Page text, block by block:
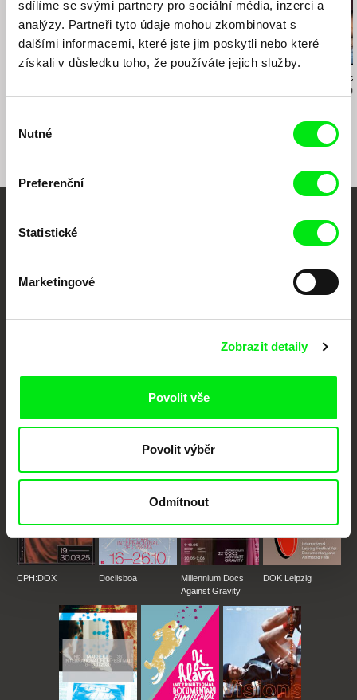
sdílíme se svými partnery pro sociální média, inzerci a
analýzy. Partneři tyto údaje mohou zkombinovat s
dalšími informacemi, které jste jim poskytli nebo které
získali v důsledku toho, že používáte jejich služby.
souhlasu
Nutné
Preferenční
Statistické
Marketingové
Zobrazit detaily
Povolit vše
Povolit výběr
Odmítnout
Jasna Krajinovic
Damian's
každý týden
festivalů dokumentárního filmu sdružených do Doc Alliance. Naším cílem je
posouvat hranice dokumentárního filmu, propagovat jeho rozmanitost a
podporovat kvalitní autorské filmy.
Členové Doc Alliance
CPH:DOX Doclisboa
Millennium Docs
Against Gravity
DOK Leipzig